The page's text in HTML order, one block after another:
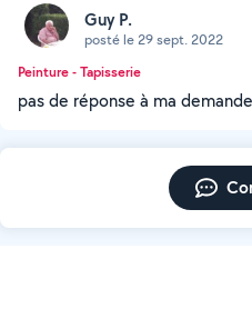
Guy P.
posté le 29 sept. 2022
Peinture - Tapisserie
pas de réponse à ma